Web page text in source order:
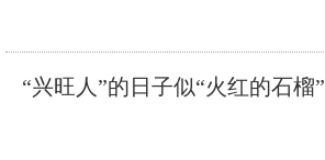
“兴旺人”的日子似“火红的石榴”